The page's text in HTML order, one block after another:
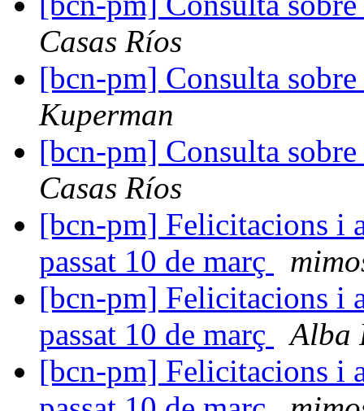
Casas Ríos
[bcn-pm] Consulta
Kuperman
[bcn-pm] Consulta
Casas Ríos
[bcn-pm] Felicitacions i
passat 10 de març
[bcn-pm] Felicitacions i
passat 10 de març
Alba
[bcn-pm] Felicitacions i